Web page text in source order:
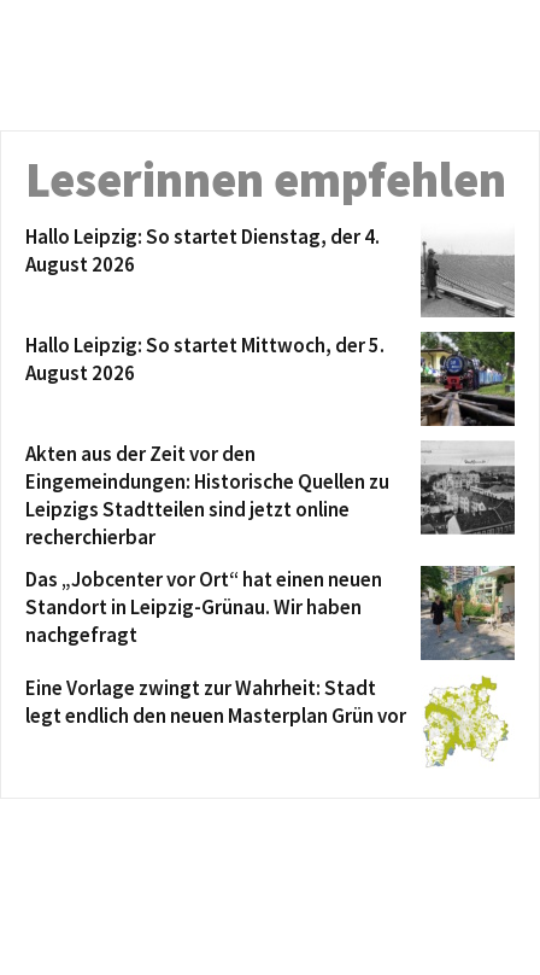
Leserinnen empfehlen
Hallo Leipzig: So startet Dienstag, der 4.
August 2026
Hallo Leipzig: So startet Mittwoch, der 5.
August 2026
Akten aus der Zeit vor den
Eingemeindungen: Historische Quellen zu
Leipzigs Stadtteilen sind jetzt online
recherchierbar
Das „Jobcenter vor Ort“ hat einen neuen
Standort in Leipzig-Grünau. Wir haben
nachgefragt
Eine Vorlage zwingt zur Wahrheit: Stadt
legt endlich den neuen Masterplan Grün vor